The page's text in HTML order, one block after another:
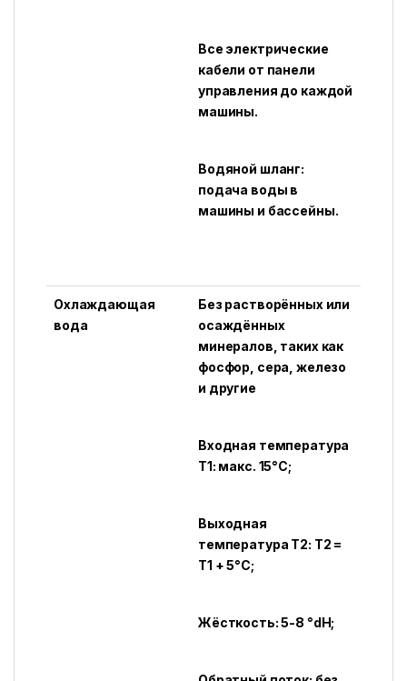
Все электрические
кабели от панели
управления до каждой
машины.
Водяной шланг:
подача воды в
машины и бассейны.
Охлаждающая
вода
Без растворённых или
осаждённых
минералов, таких как
фосфор, сера, железо
и другие
Входная температура
T1: макс. 15°C;
Выходная
температура T2: T2 =
T1 + 5°C;
Жёсткость: 5-8 °dH;